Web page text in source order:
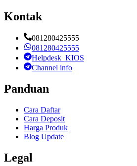
Kontak
081280425555
081280425555
Helpdesk_KIOS
Channel info
Panduan
Cara Daftar
Cara Deposit
Harga Produk
Blog Update
Legal